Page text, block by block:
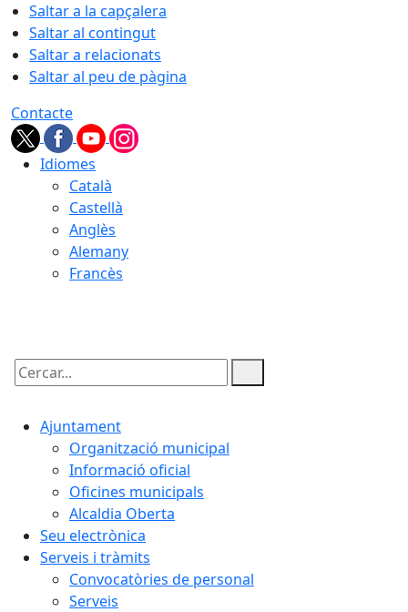
Saltar a la capçalera
Saltar al contingut
Saltar a relacionats
Saltar al peu de pàgina
Contacte
Idiomes
Català
Castellà
Anglès
Alemany
Francès
Cercar:
Ajuntament
Organització municipal
Informació oficial
Oficines municipals
Alcaldia Oberta
Seu electrònica
Serveis i tràmits
Convocatòries de personal
Serveis